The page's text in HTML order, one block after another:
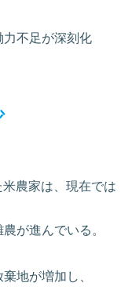
力不足が深刻化
農家は、現在では
が進んでいる。
地が増加し、